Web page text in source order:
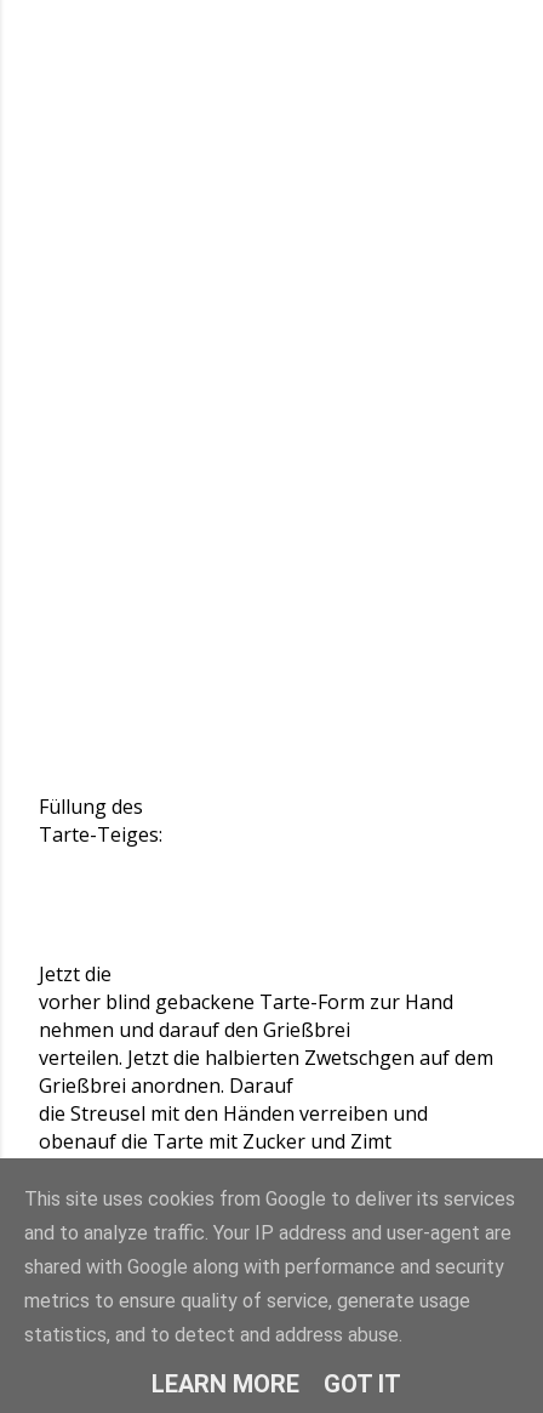
Füllung des
Tarte-Teiges:
Jetzt die
vorher blind gebackene Tarte-Form zur Hand
nehmen und darauf den Grießbrei
verteilen. Jetzt die halbierten Zwetschgen auf dem
Grießbrei anordnen. Darauf
die Streusel mit den Händen verreiben und
obenauf die Tarte mit Zucker und Zimt
backen lassen.
This site uses cookies from Google to deliver its services
and to analyze traffic. Your IP address and user-agent are
shared with Google along with performance and security
metrics to ensure quality of service, generate usage
statistics, and to detect and address abuse.
LEARN MORE GOT IT